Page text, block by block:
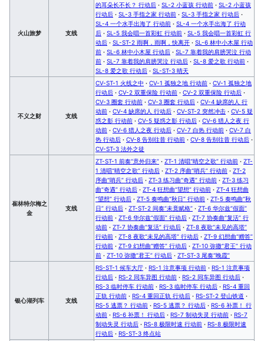
火山旅梦 支线
的耳朵长不长？ 行动后 · SL-2 小蓝孩 行动前 · SL-2 小蓝孩
行动后 · SL-3 手指之家 行动前 · SL-3 手指之家 行动后 ·
SL-4 一个水手出海了 行动前 · SL-4 一个水手出海了 行动
后 · SL-5 我会唱一首彩虹 行动前 · SL-5 我会唱一首彩虹 行
动后 · SL-ST-2 雨啊，雨啊，快离开 · SL-6 林中小木屋 行动
前 · SL-6 林中小木屋 行动后 · SL-7 靠着我的肩膀哭泣 行动
前 · SL-7 靠着我的肩膀哭泣 行动后 · SL-8 爱之歌 行动前 ·
SL-8 爱之歌 行动后 · SL-ST-3 晴天
不义之财 支线
CV-ST-1 火线之中 · CV-1 孤独之地 行动前 · CV-1 孤独之地
行动后 · CV-2 双重保险 行动前 · CV-2 双重保险 行动后 ·
CV-3 圈套 行动前 · CV-3 圈套 行动后 · CV-4 缺席的人 行
动前 · CV-4 缺席的人 行动后 · CV-ST-2 突然冲击 · CV-5 疑
惑之影 行动前 · CV-5 疑惑之影 行动后 · CV-6 猎人之夜 行
动前 · CV-6 猎人之夜 行动后 · CV-7 白热 行动前 · CV-7 白
热 行动后 · CV-8 告别往昔 行动前 · CV-8 告别往昔 行动后 ·
CV-ST-3 法外之徒
崔林特尔梅之
金
支线
ZT-ST-1 前奏“意外归来” · ZT-1 清唱“晴空之歌” 行动前 · ZT-
1 清唱“晴空之歌” 行动后 · ZT-2 序曲“哨兵” 行动前 · ZT-2
序曲“哨兵” 行动后 · ZT-3 练习曲“奇遇” 行动前 · ZT-3 练习
曲“奇遇” 行动后 · ZT-4 狂想曲“望想” 行动前 · ZT-4 狂想曲
“望想” 行动后 · ZT-5 奏鸣曲“秋日” 行动前 · ZT-5 奏鸣曲“秋
日” 行动后 · ZT-ST-2 间奏“未竟赋格” · ZT-6 华尔兹“假面”
行动前 · ZT-6 华尔兹“假面” 行动后 · ZT-7 协奏曲“复活” 行
动前 · ZT-7 协奏曲“复活” 行动后 · ZT-8 夜歌“未见的高塔”
行动前 · ZT-8 夜歌“未见的高塔” 行动后 · ZT-9 幻想曲“赠答”
行动前 · ZT-9 幻想曲“赠答” 行动后 · ZT-10 弥撒“君王” 行动
前 · ZT-10 弥撒“君王” 行动后 · ZT-ST-3 尾奏“晚霞”
银心湖列车 支线
RS-ST-1 候车大厅 · RS-1 注意事项 行动前 · RS-1 注意事项
行动后 · RS-2 同车异图 行动前 · RS-2 同车异图 行动后 ·
RS-3 临时停车 行动前 · RS-3 临时停车 行动后 · RS-4 重回
正轨 行动前 · RS-4 重回正轨 行动后 · RS-ST-2 登山铁道 ·
RS-5 逃票？ 行动前 · RS-5 逃票？ 行动后 · RS-6 补票！ 行
动前 · RS-6 补票！ 行动后 · RS-7 制动失灵 行动前 · RS-7
制动失灵 行动后 · RS-8 极限时速 行动前 · RS-8 极限时速
行动后 · RS-ST-3 终点站